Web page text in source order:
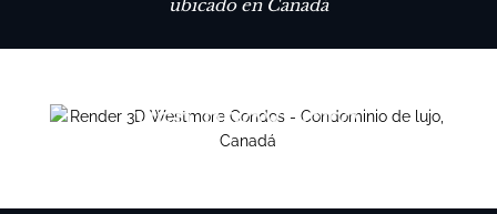
ubicado en Canadá
VER PROYECTO